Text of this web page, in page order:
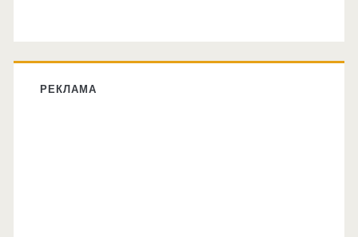
РЕКЛАМА